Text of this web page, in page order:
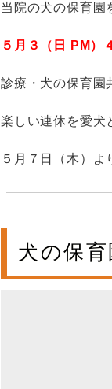
当院の犬の保育園
５月３（日 PM）
診療・犬の保育園
楽しい連休を愛犬
５月７日（木）
犬の保育